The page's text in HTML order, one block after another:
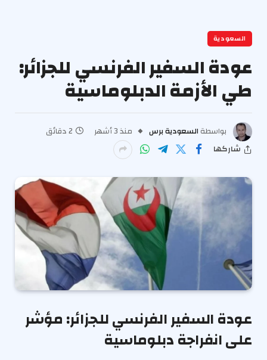
السعودية
عودة السفير الفرنسي للجزائر:
طي الأزمة الدبلوماسية
بواسطة السعودية برس منذ 3 أشهر
2 دقائق
شاركها
عودة السفير الفرنسي للجزائر: مؤشر
على انفراجة دبلوماسية